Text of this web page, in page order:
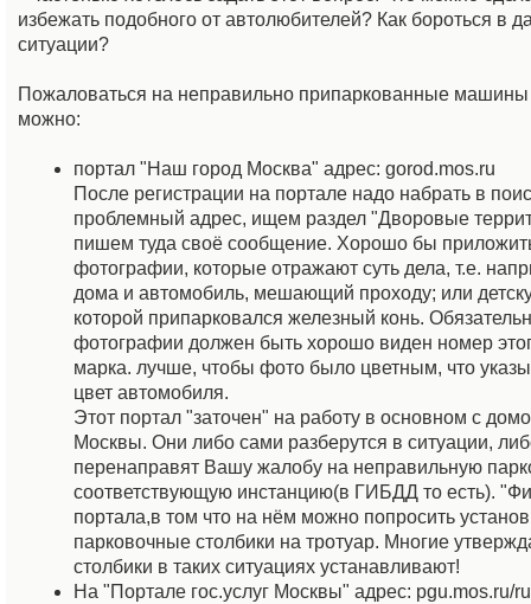
избежать подобного от автолюбителей? Как бороться в
ситуации?
Пожаловаться на неправильно припаркованные
можно:
портал "Наш город Москва" адрес: gorod.mos.ru
После регистрации на портале надо набрать в
проблемный адрес, ищем раздел "Дворовые
пишем туда своё сообщение. Хорошо бы
фотографии, которые отражают суть дела, т.е.
дома и автомобиль, мешающий проходу; или
которой припарковался железный конь.
фотографии должен быть хорошо виден номер
марка. лучше, чтобы фото было цветным, что
цвет автомобиля.
Этот портал "заточен" на работу в основном с
Москвы. Они либо сами разберутся в ситуации,
перенаправят Вашу жалобу на неправильную
соответствующую инстанцию(в ГИБДД то есть).
портала,в том что на нём можно попросить
парковочные столбики на тротуар. Многие
столбики в таких ситуациях устанавливают!
На "Портале гос.услуг Москвы" адрес: pgu.mos.ru/